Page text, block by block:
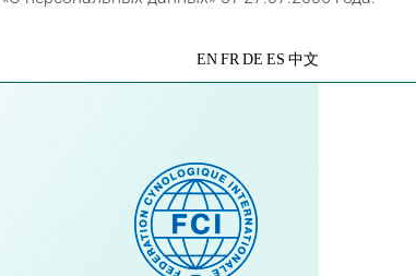
Яндекс
EN FR DE ES 中文